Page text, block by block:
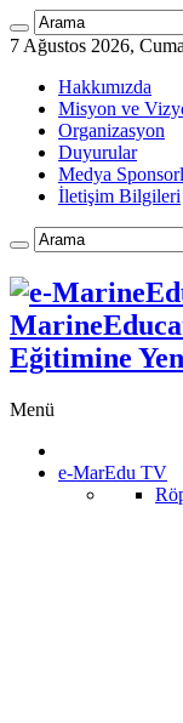
7 Ağustos 2026, Cuma
Hakkımızda
Misyon ve
Organizasyon
Duyurular
Medya
İletişim Bilgileri
Eğitimine
Menü
e-MarEdu TV